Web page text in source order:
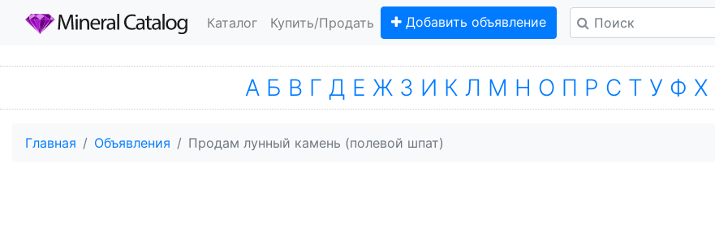
Каталог Купить/Продать Добавить объявление
Главная Объявления Продам лунный камень (полевой шпат)
А Б В Г Д Е Ж З И К Л М Н О П Р С Т У Ф Х